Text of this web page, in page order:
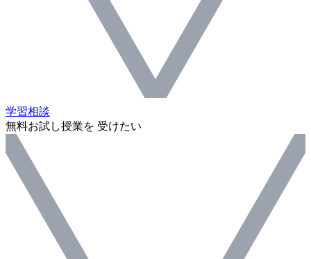
学習相談
無料お試し授業を 受けたい